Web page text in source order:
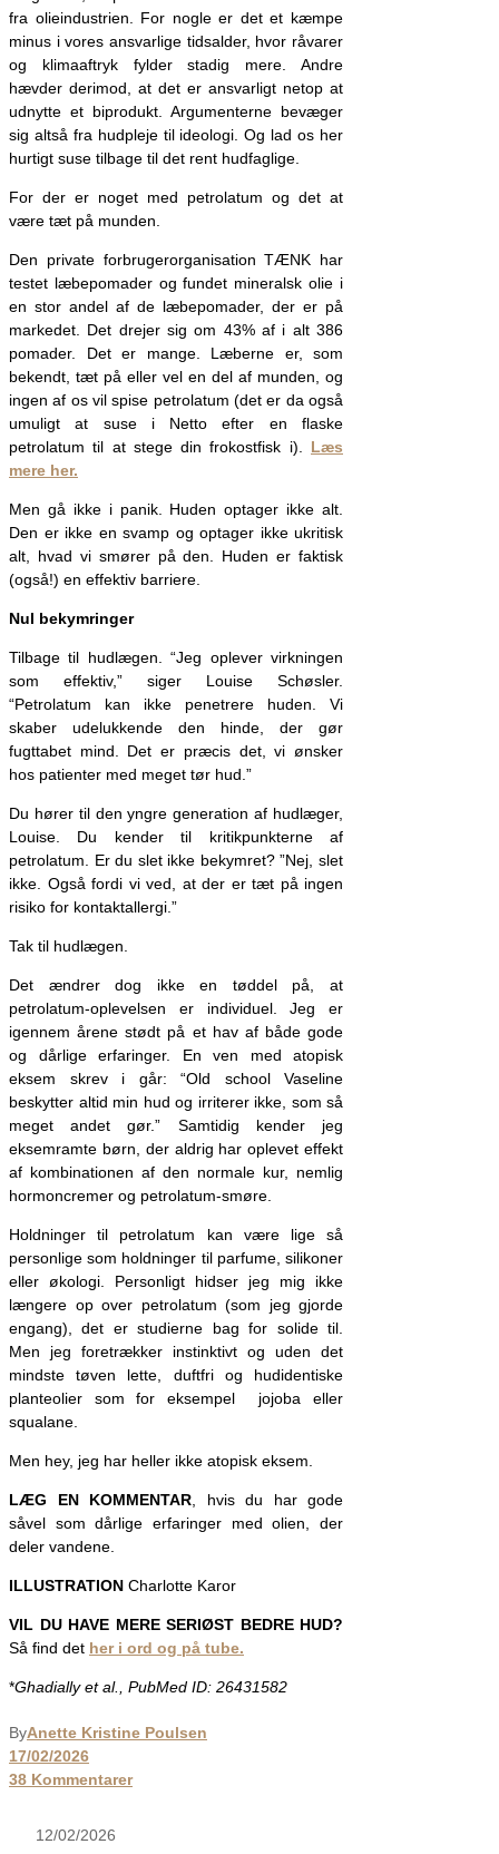
fra olieindustrien. For nogle er det et kæmpe
minus i vores ansvarlige tidsalder, hvor råvarer
og klimaaftryk fylder stadig mere. Andre
hævder derimod, at det er ansvarligt netop at
udnytte et biprodukt. Argumenterne bevæger
sig altså fra hudpleje til ideologi. Og lad os her
hurtigt suse tilbage til det rent hudfaglige.
For der er noget med petrolatum og det at
være tæt på munden.
Den private forbrugerorganisation TÆNK har
testet læbepomader og fundet mineralsk olie i
en stor andel af de læbepomader, der er på
markedet. Det drejer sig om 43% af i alt 386
pomader. Det er mange. Læberne er, som
bekendt, tæt på eller vel en del af munden, og
ingen af os vil spise petrolatum (det er da også
umuligt at suse i Netto efter en flaske
petrolatum til at stege din frokostfisk i). Læs
mere her.
Men gå ikke i panik. Huden optager ikke alt.
Den er ikke en svamp og optager ikke ukritisk
alt, hvad vi smører på den. Huden er faktisk
(også!) en effektiv barriere.
Nul bekymringer
Tilbage til hudlægen. “Jeg oplever virkningen
som effektiv,” siger Louise Schøsler.
“Petrolatum kan ikke penetrere huden. Vi
skaber udelukkende den hinde, der gør
fugttabet mind. Det er præcis det, vi ønsker
hos patienter med meget tør hud.”
Du hører til den yngre generation af hudlæger,
Louise. Du kender til kritikpunkterne af
petrolatum. Er du slet ikke bekymret? ”Nej, slet
ikke. Også fordi vi ved, at der er tæt på ingen
risiko for kontaktallergi.”
Tak til hudlægen.
Det ændrer dog ikke en tøddel på, at
petrolatum-oplevelsen er individuel. Jeg er
igennem årene stødt på et hav af både gode
og dårlige erfaringer. En ven med atopisk
eksem skrev i går: “Old school Vaseline
beskytter altid min hud og irriterer ikke, som så
meget andet gør.” Samtidig kender jeg
eksemramte børn, der aldrig har oplevet effekt
af kombinationen af den normale kur, nemlig
hormoncremer og petrolatum-smøre.
Holdninger til petrolatum kan være lige så
personlige som holdninger til parfume, silikoner
eller økologi. Personligt hidser jeg mig ikke
længere op over petrolatum (som jeg gjorde
engang), det er studierne bag for solide til.
Men jeg foretrækker instinktivt og uden det
mindste tøven lette, duftfri og hudidentiske
planteolier som for eksempel jojoba eller
squalane.
Men hey, jeg har heller ikke atopisk eksem.
LÆG EN KOMMENTAR , hvis du har gode
såvel som dårlige erfaringer med olien, der
deler vandene.
ILLUSTRATION Charlotte Karor
VIL DU HAVE MERE SERIØST BEDRE HUD?
Så find det her i ord og på tube.
*Ghadially et al., PubMed ID: 26431582
ByAnette Kristine Poulsen
17/02/2026
38 Kommentarer
12/02/2026